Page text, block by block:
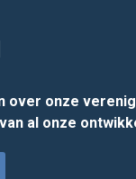
over onze
al onze